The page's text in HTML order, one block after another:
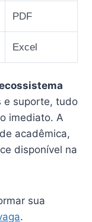
PDF
Excel
e suporte, tudo
imediato. A
acadêmica,
disponível na
sua
.